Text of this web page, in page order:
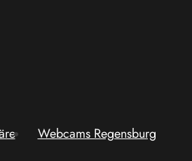
Webcams Regensburg